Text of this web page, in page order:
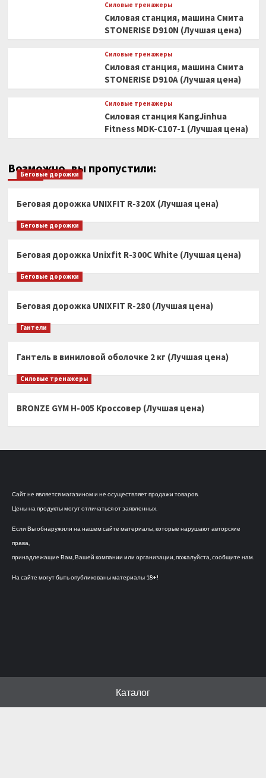
Силовые тренажеры
Силовая станция, машина Смита
STONERISE D910N (Лучшая цена)
Силовые тренажеры
Силовая станция, машина Смита
STONERISE D910A (Лучшая цена)
Силовые тренажеры
Силовая станция KangJinhua
Fitness MDK-C107-1 (Лучшая цена)
Возможно, вы пропустили:
Беговые дорожки
Беговая дорожка UNIXFIT R-320X (Лучшая цена)
Беговые дорожки
Беговая дорожка Unixfit R-300C White (Лучшая цена)
Беговые дорожки
Беговая дорожка UNIXFIT R-280 (Лучшая цена)
Гантели
Гантель в виниловой оболочке 2 кг (Лучшая цена)
Силовые тренажеры
BRONZE GYM H-005 Кроссовер (Лучшая цена)
Сайт не является магазином и не осуществляет продажи товаров.
Цены на продукты могут отличаться от заявленных.
Если Вы обнаружили на нашем сайте материалы, которые нарушают авторские
права,
принадлежащие Вам, Вашей компании или организации, пожалуйста, сообщите нам.
На сайте могут быть опубликованы материалы 18+!
Каталог